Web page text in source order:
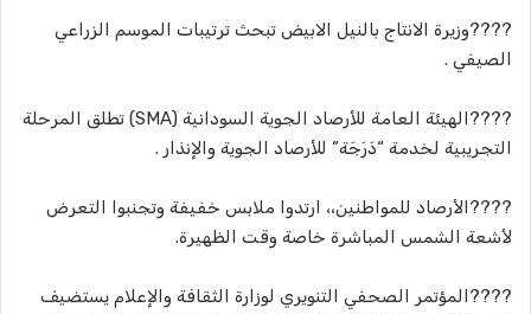
????‬‏وزيرة الانتاج بالنيل الابيض تبحث ترتيبات الموسم الزراعي
الصيفي .
????‬‏الهيئة العامة للأرصاد الجوية السودانية (SMA) تطلق المرحلة
التجريبية لخدمة “دَرَجَة” للأرصاد الجوية والإنذار .
????‬‏الأرصاد للمواطنين،، ارتدوا ملابس خفيفة وتجنبوا التعرض
لأشعة الشمس المباشرة خاصة وقت الظهيرة.
????‬‏المؤتمر الصحفي التنويري لوزارة الثقافة والإعلام يستضيف